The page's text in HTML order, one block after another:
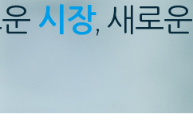
시장, 새로운